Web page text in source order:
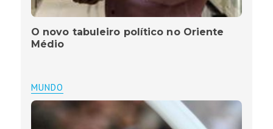
O novo tabuleiro político no Oriente
Médio
MUNDO